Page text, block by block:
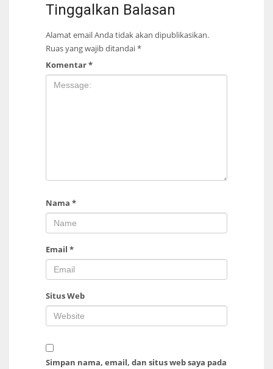
Tinggalkan Balasan
Alamat email Anda tidak akan dipublikasikan.
Ruas yang wajib ditandai*
Komentar*
Nama *
Email *
Situs Web
Simpan nama, email, dan situs web saya pada